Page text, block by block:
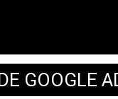
GOOGLE